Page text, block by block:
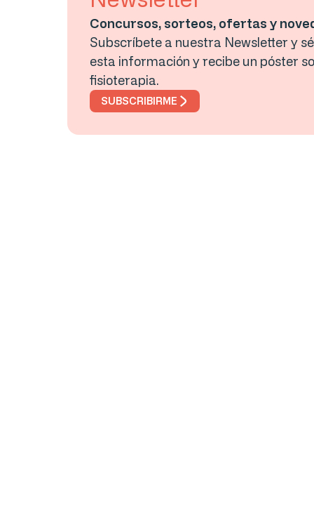
Concursos, sorteos, ofertas y
Subscríbete a nuestra Newsletter y
esta información y recibe un póster
fisioterapia.
SUBSCRIBIRME